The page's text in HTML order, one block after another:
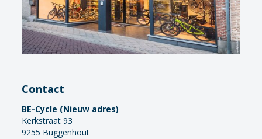
Contact
BE-Cycle (Nieuw adres)
Kerkstraat 93
9255 Buggenhout